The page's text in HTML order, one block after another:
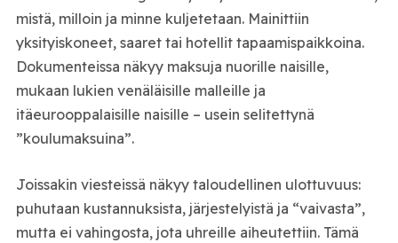
mistä, milloin ja minne kuljetetaan. Mainittiin
yksityiskoneet, saaret tai hotellit tapaamispaikkoina.
Dokumenteissa näkyy maksuja nuorille naisille,
mukaan lukien venäläisille malleille ja
itäeurooppalaisille naisille – usein selitettynä
”koulumaksuina”.
Joissakin viesteissä näkyy taloudellinen ulottuvuus:
puhutaan kustannuksista, järjestelyistä ja “vaivasta”,
mutta ei vahingosta, jota uhreille aiheutettiin. Tämä